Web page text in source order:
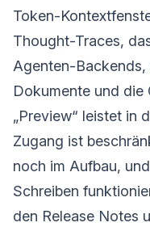
Token-
Thought-Traces,
Agenten-
Dokumente und die
„Preview“ leistet in
Zugang ist
noch im Aufbau,
Schreiben
den Release Notes